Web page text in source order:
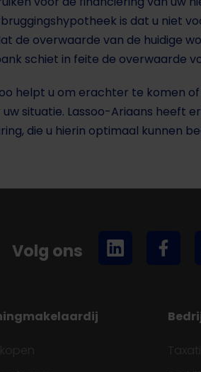
is dat u niet
de overwaarde van de huidige
schiet in feite de overwaarde
helpt u om erachter te komen
situatie. Lassoo-Ariaans heeft
die u hierin optimaal kunnen
Volg ons